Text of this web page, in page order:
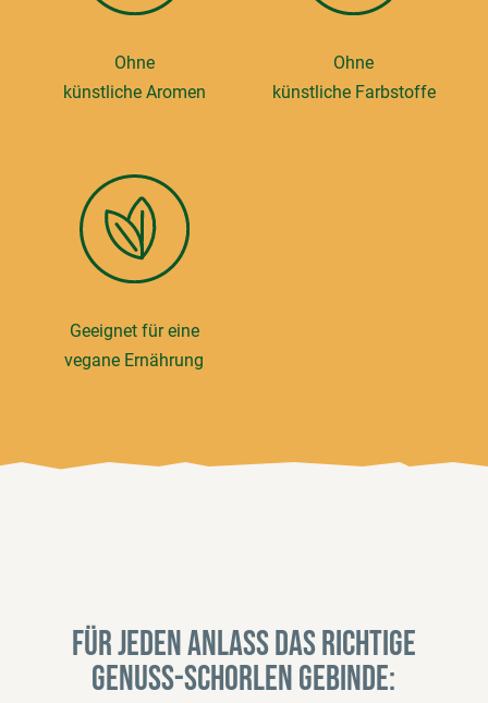
Ohne
künstliche Aromen
Ohne
künstliche Farbstoffe
Geeignet für eine
vegane Ernährung
Für jeden Anlass das richtige
Genuss-Schorlen Gebinde: